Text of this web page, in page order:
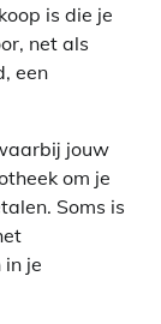
is die je
net als
een
jouw
om je
Soms is
in je